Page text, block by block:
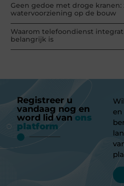
Geen gedoe met droge
watervoorziening op de bouw
Waarom telefoondienst
belangrijk is
Registreer u
vandaag nog en
word lid van ons
platform